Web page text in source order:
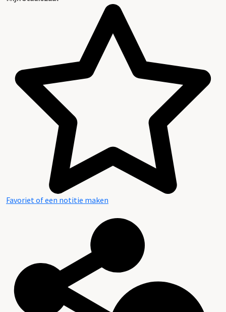
Favoriet of een notitie maken